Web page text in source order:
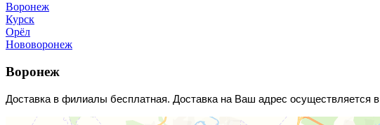
Воронеж
Курск
Орёл
Нововоронеж
Воронеж
Доставка в филиалы бесплатная. Доставка на Ваш адрес